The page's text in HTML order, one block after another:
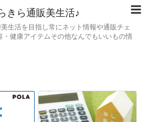
きら通販美生活♪
生活を目指し常にネット情報や通販チェ
・健康アイテムその他なんでもいいもの情